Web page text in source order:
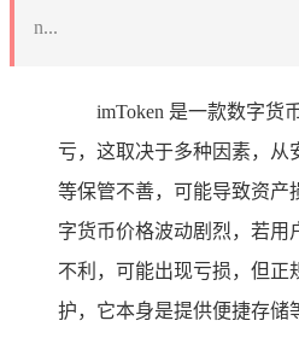
n...
imToken 是一款数字货
亏，这取决于多种因素，从
等保管不善，可能导致资产
字货币价格波动剧烈，若用
不利，可能出现亏损，但正
护，它本身是提供便捷存储